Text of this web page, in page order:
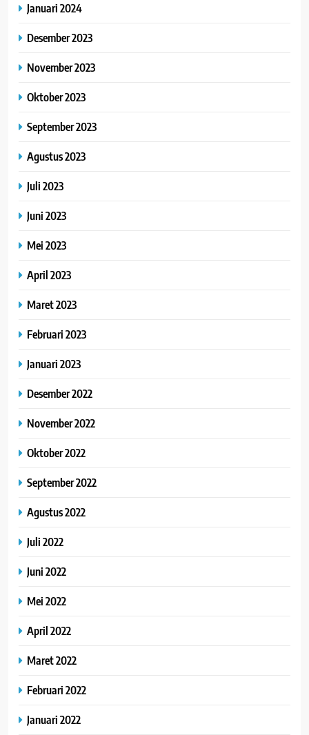
Januari 2024
Desember 2023
November 2023
Oktober 2023
September 2023
Agustus 2023
Juli 2023
Juni 2023
Mei 2023
April 2023
Maret 2023
Februari 2023
Januari 2023
Desember 2022
November 2022
Oktober 2022
September 2022
Agustus 2022
Juli 2022
Juni 2022
Mei 2022
April 2022
Maret 2022
Februari 2022
Januari 2022